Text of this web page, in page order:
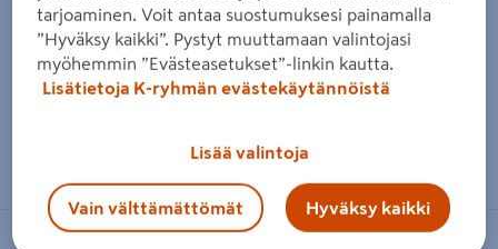
Zoomaa kuvaa sormilla kosketusnäytöllä
tarjoaminen. Voit antaa suostumuksesi painamalla
”Hyväksy kaikki”. Pystyt muuttamaan valintojasi
myöhemmin ”Evästeasetukset”-linkin kautta.
Lisätietoja K-ryhmän evästekäytännöistä
Lisää valintoja
Vain välttämättömät Hyväksy kaikki